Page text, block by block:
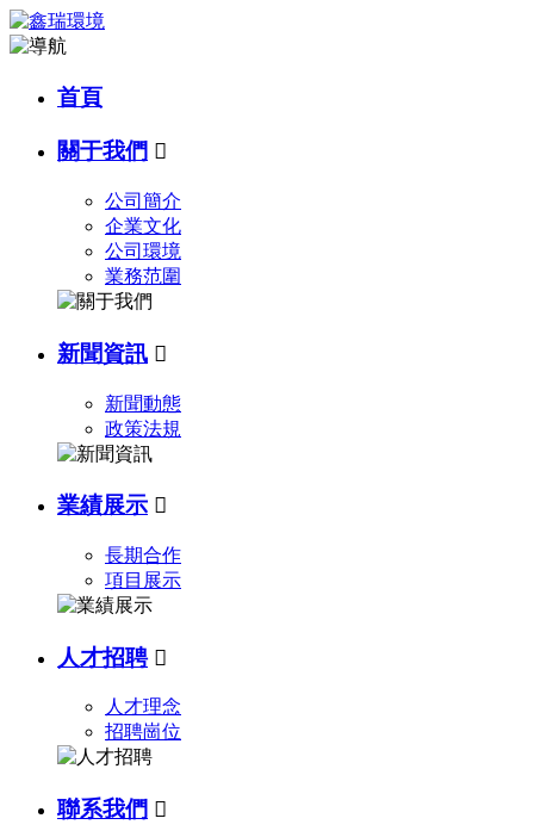
首頁
關于我們 
公司簡介
企業文化
公司環境
業務范圍
新聞資訊 
新聞動態
政策法規
業績展示 
長期合作
項目展示
人才招聘 
人才理念
招聘崗位
聯系我們 